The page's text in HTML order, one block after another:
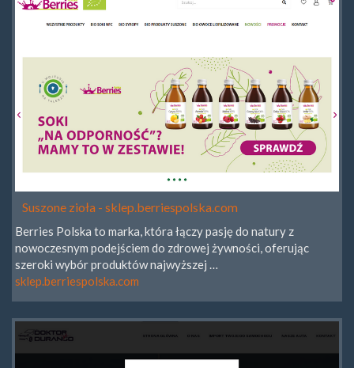
Suszone zioła - sklep.berriespolska.com
Berries Polska to marka, która łączy pasję do natury z
nowoczesnym podejściem do zdrowej żywności, oferując
szeroki wybór produktów najwyższej …
sklep.berriespolska.com